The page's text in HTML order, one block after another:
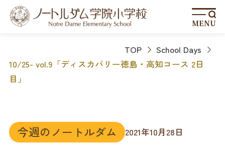
MENU
TOP
School Days
10/25- vol.9「ディスカバリー徳島・高知コース 2日
目」
今週のノートルダム 2021年10月28日